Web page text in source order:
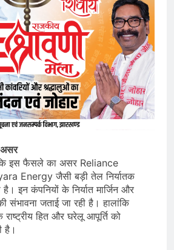
असर
कि इस फैसले का असर Reliance
Energy जैसी बड़ी तेल निर्यातक
इन कंपनियों के निर्यात मार्जिन और
जताई जा रही है। हालांकि
हित और घरेलू आपूर्ति को
है।